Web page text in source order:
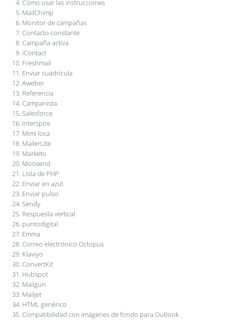
Cómo usar las instrucciones
MailChimp
Monitor de campañas
Contacto constante
Campaña activa
iContact
Freshmail
Enviar cuadrícula
Aweber
Referencia
Campanista
Salesforce
Interspire
Mimi loca
MailerLite
Marketo
Moosend
Lista de PHP
Enviar en azul
Enviar pulso
Sendy
Respuesta vertical
puntodigital
Emma
Correo electrónico Octopus
Klaviyo
ConvertKit
Hubspot
Mailgun
Mailjet
HTML genérico
Compatibilidad con imágenes de fondo para Outlook